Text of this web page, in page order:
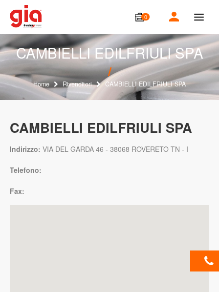
0
T
g
g
l
n
a
v
i
CAMBIELLI EDILFRIULI SPA
Home Rivenditori CAMBIELLI EDILFRIULI SPA
CAMBIELLI EDILFRIULI SPA
Indirizzo: VIA DEL GARDA 46 - 38068 ROVERETO TN - I
Telefono:
Fax: